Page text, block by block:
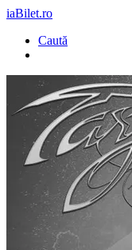
iaBilet.ro
Caută